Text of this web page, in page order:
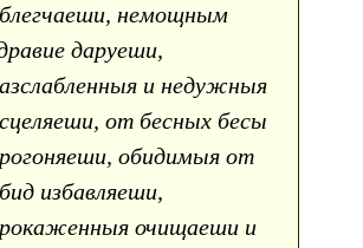
немощным
даруеши,
и недужныя
от бесных бесы
обидимыя от
избавляеши,
очищаеши и